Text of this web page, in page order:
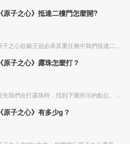
《原子之心》抵達二樓門怎麼開?
《原子之心》露珠怎麼打？
《原子之心》有多少g？